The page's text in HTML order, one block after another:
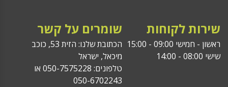
שירות לקוחות
ראשון - חמישי 09:00 - 15:00
שישי 08:00 - 14:00
שומרים על קשר
הכתובת שלנו: הזית 53, כוכב
מיכאל, ישראל
טלפונים: 050-7575228 או
050-6702243